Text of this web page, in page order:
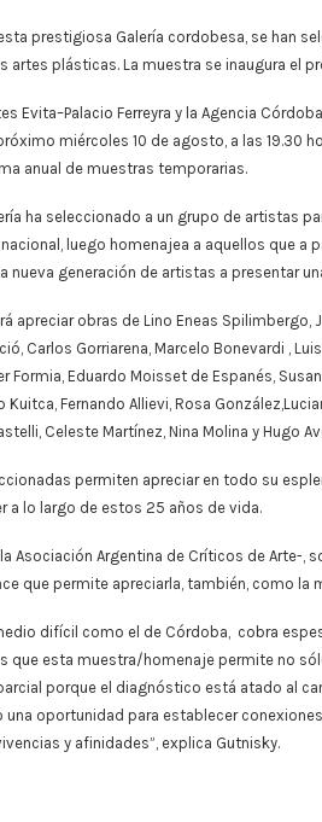
prestigiosa Galería cordobesa, se han
artes plásticas. La muestra se inaugura el
Evita–Palacio Ferreyra y la Agencia
miércoles 10 de agosto, a las 19.30
anual de muestras temporarias.
ha seleccionado a un grupo de artistas
luego homenajea a aquellos que a
nueva generación de artistas a presentar
apreciar obras de Lino Eneas Spilimbergo,
Carlos Gorriarena, Marcelo Bonevardi ,
Formia, Eduardo Moisset de Espanés,
Kuitca, Fernando Allievi, Rosa
Celeste Martínez, Nina Molina y Hugo
permiten apreciar en todo su
a lo largo de estos 25 años de vida.
Asociación Argentina de Críticos de Arte-,
que permite apreciarla, también, como la
difícil como el de Córdoba, cobra
que esta muestra/homenaje permite no
porque el diagnóstico está atado al
oportunidad para establecer
y afinidades”, explica Gutnisky.